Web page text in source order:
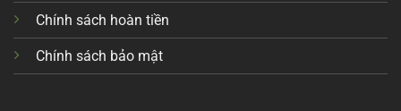
Chính sách hoàn tiền
Chính sách bảo mật